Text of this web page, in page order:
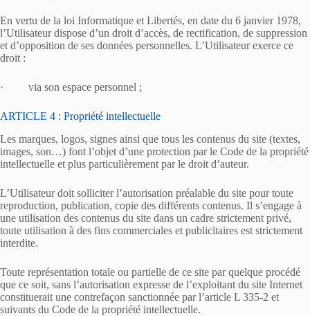
En vertu de la loi Informatique et Libertés, en date du 6 janvier 1978,
l’Utilisateur dispose d’un droit d’accès, de rectification, de suppression
et d’opposition de ses données personnelles. L’Utilisateur exerce ce
droit :
· via son espace personnel ;
ARTICLE 4 : Propriété intellectuelle
Les marques, logos, signes ainsi que tous les contenus du site (textes,
images, son…) font l’objet d’une protection par le Code de la propriété
intellectuelle et plus particulièrement par le droit d’auteur.
L’Utilisateur doit solliciter l’autorisation préalable du site pour toute
reproduction, publication, copie des différents contenus. Il s’engage à
une utilisation des contenus du site dans un cadre strictement privé,
toute utilisation à des fins commerciales et publicitaires est strictement
interdite.
Toute représentation totale ou partielle de ce site par quelque procédé
que ce soit, sans l’autorisation expresse de l’exploitant du site Internet
constituerait une contrefaçon sanctionnée par l’article L 335-2 et
suivants du Code de la propriété intellectuelle.